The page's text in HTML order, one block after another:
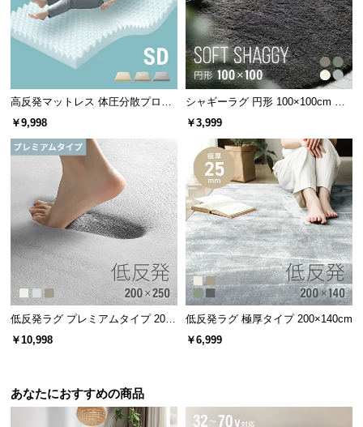
すのこ一枚一枚にまでこだわり、快適な寝心地を追
求。ストレスフリーな睡眠をお届けします。
ギッシリすのこで凸凹を解消
28枚
のすのこ板を贅沢に使用することで、板の隙間
やゴツゴツを感じない快適な寝心地を実現しまし
高反発マットレス 体圧分散プロフ
ァイル加工 厚さ10cm SD
￥9,998
シャギーラグ 円形 100×100cm 洗
える 防音 防ダニ 抗菌防臭 滑り止
￥3,999
低反発ラグ プレミアムタイプ 200×
250cm
￥10,998
低反発ラグ 極厚タイプ 200×140cm
￥6,999
あなたにおすすめの商品